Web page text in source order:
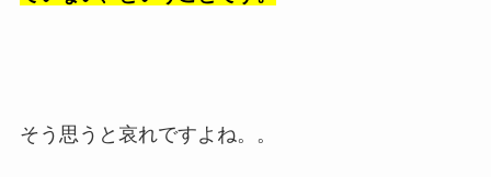
そう思うと哀れですよね。。